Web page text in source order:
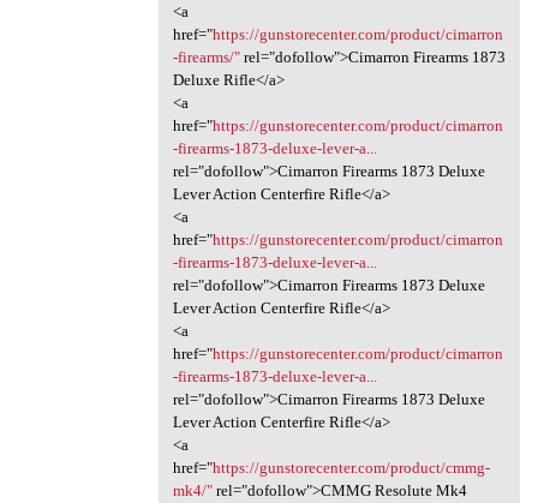
<a
href="https://gunstorecenter.com/product/cimarron
-firearms/"rel="dofollow">Cimarron Firearms 1873
Deluxe Rifle</a>
<a
href="https://gunstorecenter.com/product/cimarron
-firearms-1873-deluxe-lever-a...
rel="dofollow">Cimarron Firearms 1873 Deluxe
Lever Action Centerfire Rifle</a>
<a
href="https://gunstorecenter.com/product/cimarron
-firearms-1873-deluxe-lever-a...
rel="dofollow">Cimarron Firearms 1873 Deluxe
Lever Action Centerfire Rifle</a>
<a
href="https://gunstorecenter.com/product/cimarron
-firearms-1873-deluxe-lever-a...
rel="dofollow">Cimarron Firearms 1873 Deluxe
Lever Action Centerfire Rifle</a>
<a
href="https://gunstorecenter.com/product/cmmg-
mk4/"rel="dofollow">CMMG Resolute Mk4